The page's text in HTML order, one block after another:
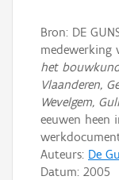
Bron: DE
medewerking
het
Vlaanderen,
Wevelgem,
eeuwen heen
Auteurs: De
Datum: 2005